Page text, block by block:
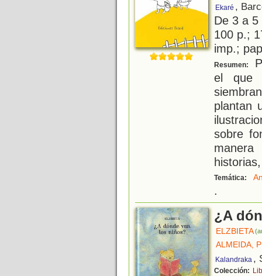
Ekaré ,
De 3 a
100 p.;
imp.;
Resumen:
el que
plantan
sobre
Temática:
.
¿A
ELZBIETA
ALMEIDA,
Kalandraka ,
Colección: